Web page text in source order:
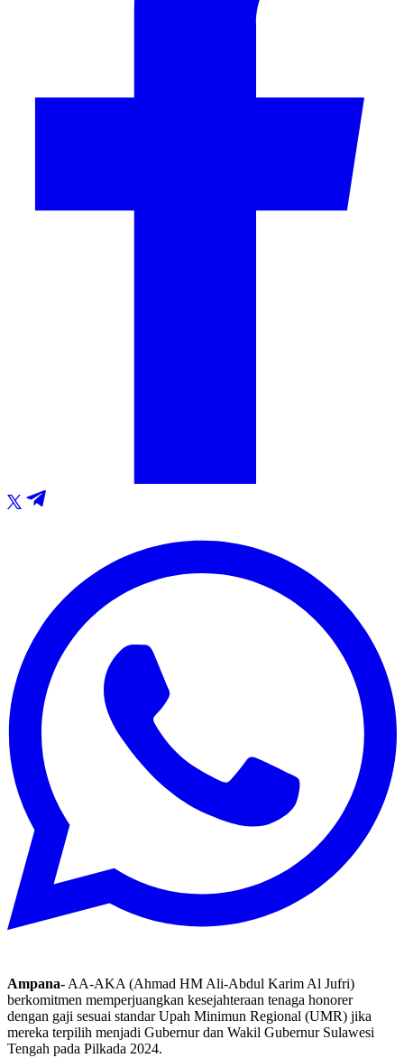
Ampana- AA-AKA (Ahmad HM Ali-Abdul Karim Al Jufri)
berkomitmen memperjuangkan kesejahteraan tenaga honorer
dengan gaji sesuai standar Upah Minimun Regional (UMR) jika
mereka terpilih menjadi Gubernur dan Wakil Gubernur Sulawesi
Tengah pada Pilkada 2024.